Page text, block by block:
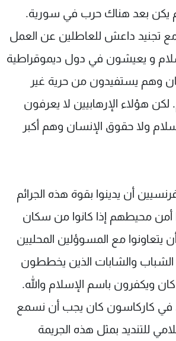
يكن بعد هناك حرب في سورية.
تجنيد داعش للعاطلين عن العمل
و يعيشون في دول ديموقراطية
وهم يستفيدون من حرية غير
هؤلاء الإرهابيين لا يعرفون
ولا حقوق الإنسان وهم أكبر
أن يدينوا بقوة هذه الجرائم
أمن محيطهم إذا كانوا من سكان
يتعاونوا مع المسوؤلين المحليين
الشباب والشابات الذين يخططون
كان ويكفرون باسم الإسلام والله.
في كاركاسون كان يجب أن نسمع
للتنديد بمثل هذه الجريمة